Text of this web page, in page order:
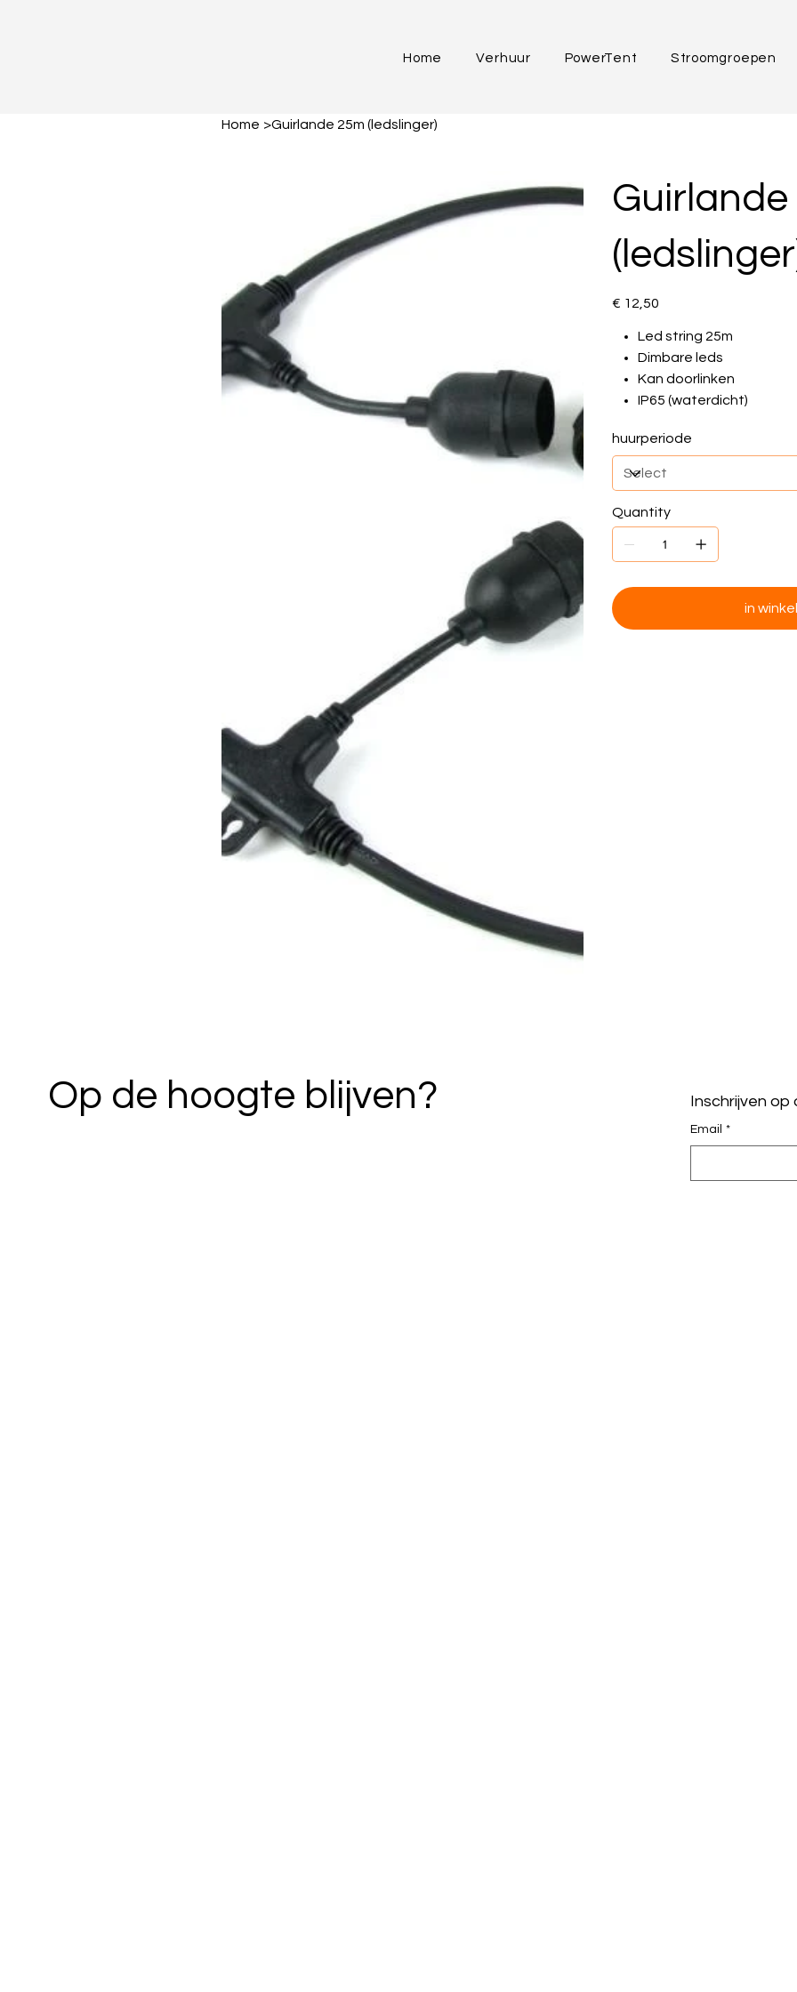
Home Verhuur PowerTent Stroomgroepen
Home >Guirlande 25m (ledslinger)
Guirlande
Price
€ 12,50
Led string 25m
Dimbare leds
Kan doorlinken
IP65 (waterdicht)
huurperiode
Quantity
in
Op de hoogte blijven? Inschrijven op
Email *